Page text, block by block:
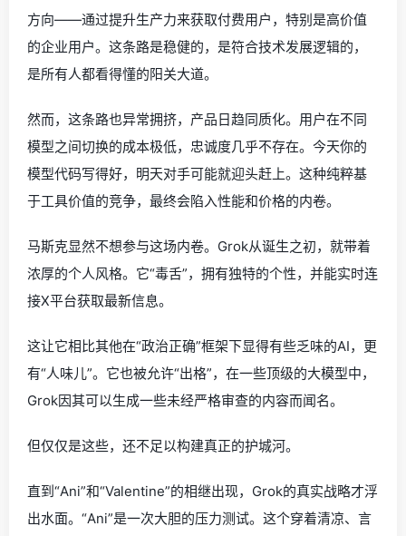
方向——通过提升生产力来获取付费用户，特别是高价值
的企业用户。这条路是稳健的，是符合技术发展逻辑的，
是所有人都看得懂的阳关大道。
然而，这条路也异常拥挤，产品日趋同质化。用户在不同
模型之间切换的成本极低，忠诚度几乎不存在。今天你的
模型代码写得好，明天对手可能就迎头赶上。这种纯粹基
于工具价值的竞争，最终会陷入性能和价格的内卷。
马斯克显然不想参与这场内卷。Grok从诞生之初，就带着
浓厚的个人风格。它“毒舌”，拥有独特的个性，并能实时连
接X平台获取最新信息。
这让它相比其他在“政治正确”框架下显得有些乏味的AI，更
有“人味儿”。它也被允许“出格”，在一些顶级的大模型中，
Grok因其可以生成一些未经严格审查的内容而闻名。
但仅仅是这些，还不足以构建真正的护城河。
直到“Ani”和“Valentine”的相继出现，Grok的真实战略才浮
出水面。“Ani”是一次大胆的压力测试。这个穿着清凉、言